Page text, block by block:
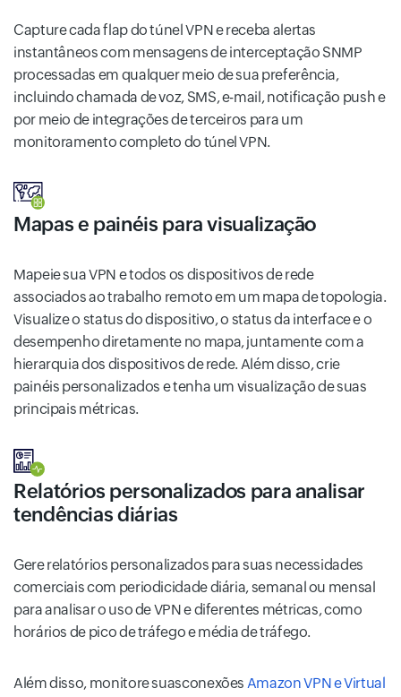
Capture cada flap do túnel VPN e receba alertas
instantâneos com mensagens de interceptação SNMP
processadas em qualquer meio de sua preferência,
incluindo chamada de voz, SMS, e-mail, notificação push e
por meio de integrações de terceiros para um
monitoramento completo do túnel VPN.
Mapas e painéis para visualização
Mapeie sua VPN e todos os dispositivos de rede
associados ao trabalho remoto em um mapa de topologia.
Visualize o status do dispositivo, o status da interface e o
desempenho diretamente no mapa, juntamente com a
hierarquia dos dispositivos de rede. Além disso, crie
painéis personalizados e tenha um visualização de suas
principais métricas.
Relatórios personalizados para analisar
tendências diárias
Gere relatórios personalizados para suas necessidades
comerciais com periodicidade diária, semanal ou mensal
para analisar o uso de VPN e diferentes métricas, como
horários de pico de tráfego e média de tráfego.
Além disso, monitore suasconexões Amazon VPN e Virtual